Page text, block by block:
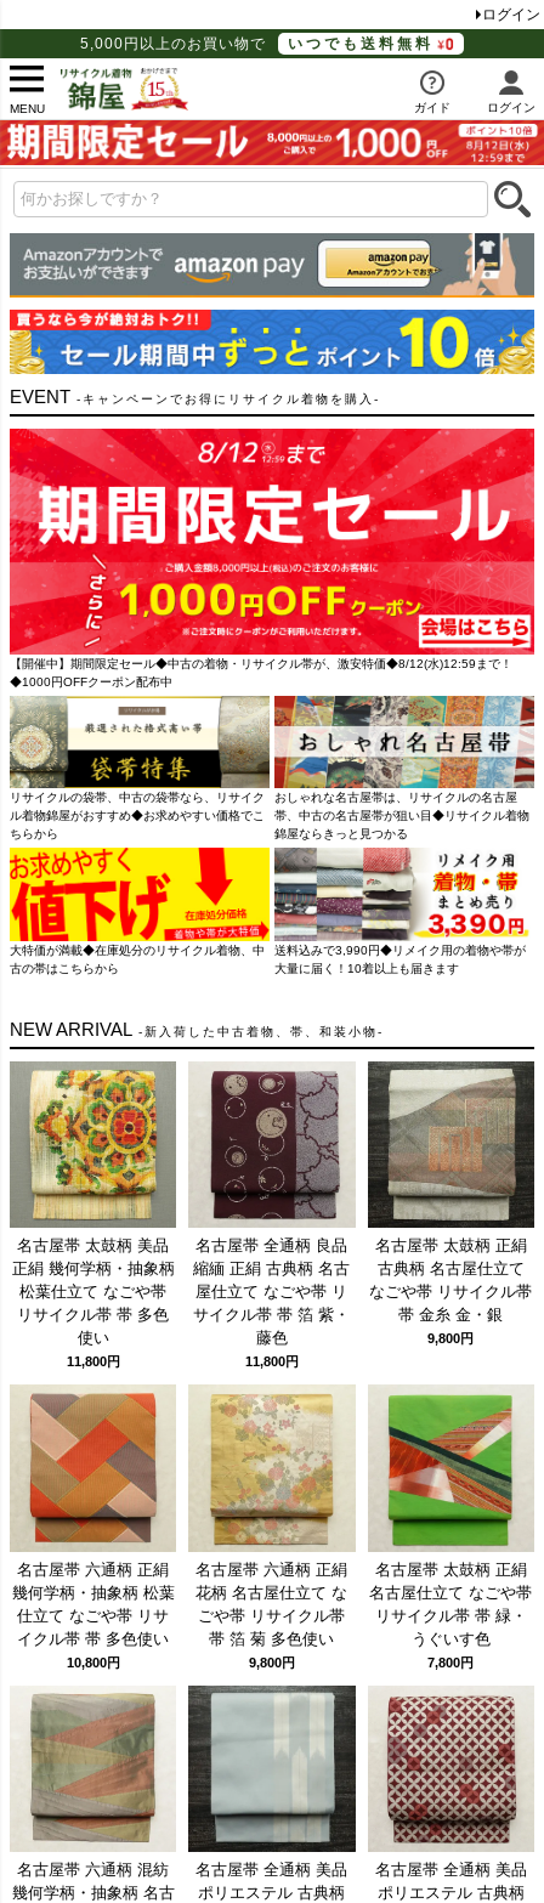
ログイン
5,000円以上のお買い物で
いつでも送料無料
MENU ガイド ログイン
EVENT キャンペーンでお得にリサイクル着物を購入
【開催中】期間限定セール◆中古の着物・リサイクル帯が、激安特価◆8/12(水)12:59まで！
◆1000円OFFクーポン配布中
リサイクルの袋帯、中古の袋帯なら、リサイク
ル着物錦屋がおすすめ◆お求めやすい価格でこ
ちらから
おしゃれな名古屋帯は、リサイクルの名古屋
帯、中古の名古屋帯が狙い目◆リサイクル着物
錦屋ならきっと見つかる
大特価が満載◆在庫処分のリサイクル着物、中
古の帯はこちらから
送料込みで3,990円◆リメイク用の着物や帯が
大量に届く！10着以上も届きます
NEW ARRIVAL 新入荷した中古着物、帯、和装小物
名古屋帯 太鼓柄 美品
正絹 幾何学柄・抽象柄
松葉仕立て なごや帯
リサイクル帯 帯 多色
使い
11,800円
名古屋帯 全通柄 良品
縮緬 正絹 古典柄 名古
屋仕立て なごや帯 リ
サイクル帯 帯 箔 紫・
藤色
11,800円
名古屋帯 太鼓柄 正絹
古典柄 名古屋仕立て
なごや帯 リサイクル帯
帯 金糸 金・銀
9,800円
名古屋帯 六通柄 正絹
幾何学柄・抽象柄 松葉
仕立て なごや帯 リサ
イクル帯 帯 多色使い
10,800円
名古屋帯 六通柄 正絹
花柄 名古屋仕立て な
ごや帯 リサイクル帯
帯 箔 菊 多色使い
9,800円
名古屋帯 太鼓柄 正絹
名古屋仕立て なごや帯
リサイクル帯 帯 緑・
うぐいす色
7,800円
名古屋帯 六通柄 混紡
幾何学柄・抽象柄 名古
名古屋帯 全通柄 美品
ポリエステル 古典柄
名古屋帯 全通柄 美品
ポリエステル 古典柄